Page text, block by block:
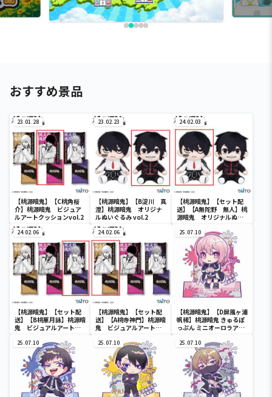
おすすめ景品
23.01.28
【桃源暗鬼】【C桃角桜
介】桃源暗鬼 ビジュア
ルアートクッションvol.2
23.02.23
【桃源暗鬼】【B淀川 真
澄】桃源暗鬼 オリジナ
ルぬいぐるみ vol.2
24.02.03
【桃源暗鬼】【セット配
送】【A無陀野 無人】桃
源暗鬼 オリジナルぬい
24.02.06
【桃源暗鬼】【セット配
送】【B桃華月詠】桃源暗
鬼 ビジュアルアートク
24.02.06
【桃源暗鬼】【セット配
送】【A桃寺神門】桃源暗
鬼 ビジュアルアートク
25.07.10
【桃源暗鬼】【D屏風ヶ浦
帆稀】桃源暗鬼 きゅるぽ
っぷん ミニオーロラアク
25.07.10 25.07.10 25.07.10